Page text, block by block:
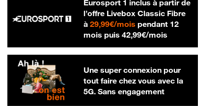
Eurosport 1 inclus à partir de
l’offre Livebox Classic Fibre
à 29,99€/mois29,99 € par mois
pendant 12
mois puis 42,99€/mois42,99 € par
Une super connexion pour
tout faire chez vous avec la
5G. Sans engagement